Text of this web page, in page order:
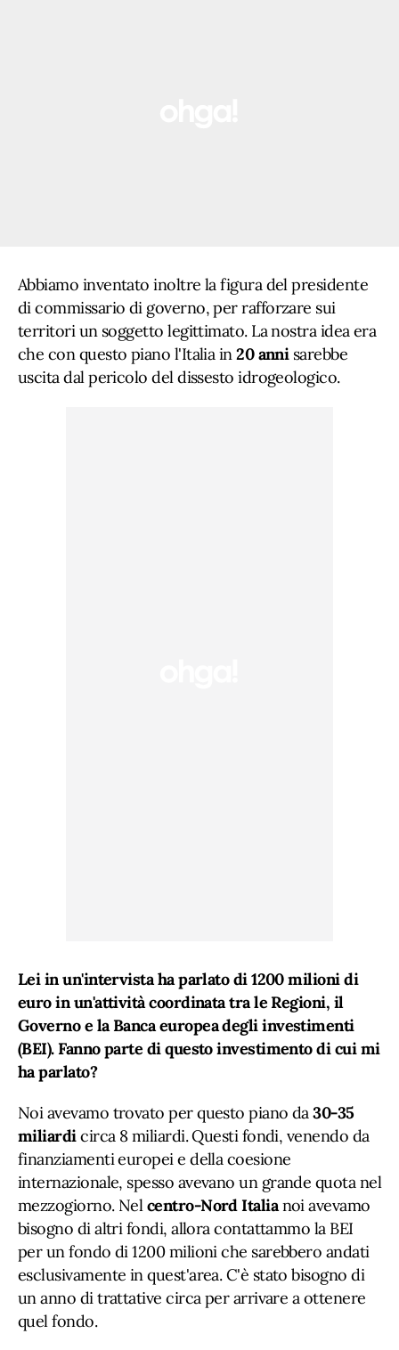
Abbiamo inventato inoltre la figura del presidente
di commissario di governo, per rafforzare sui
territori un soggetto legittimato. La nostra idea era
che con questo piano l'Italia in20 annisarebbe
uscita dal pericolo del dissesto idrogeologico.
Lei in un'intervista ha parlato di 1200 milioni di
euro in un'attività coordinata tra le Regioni, il
Governo e la Banca europea degli investimenti
(BEI). Fanno parte di questo investimento di cui mi
ha parlato?
Noi avevamo trovato per questo piano da30-35
miliardicirca 8 miliardi. Questi fondi, venendo da
finanziamenti europei e della coesione
internazionale, spesso avevano un grande quota nel
mezzogiorno. Nelcentro-Nord Italianoi avevamo
bisogno di altri fondi, allora contattammo la BEI
per un fondo di 1200 milioni che sarebbero andati
esclusivamente in quest'area. C'è stato bisogno di
un anno di trattative circa per arrivare a ottenere
quel fondo.